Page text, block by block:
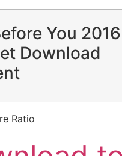
You 2016
Download
Ratio